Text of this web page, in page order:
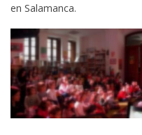
en Salamanca.